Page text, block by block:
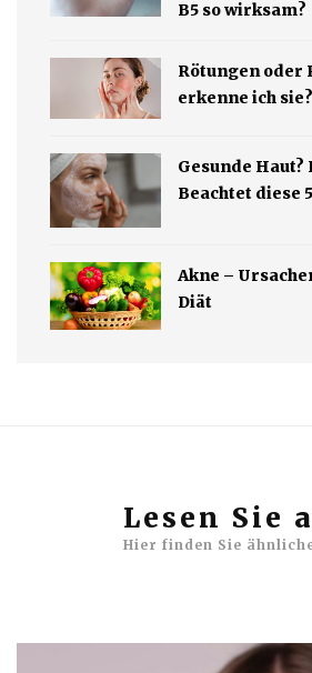
B5 so wirksam?
Rötungen oder
erkenne ich sie?
Gesunde
Beachtet diese
Akne –
Diät
Lesen Sie
Hier finden Sie